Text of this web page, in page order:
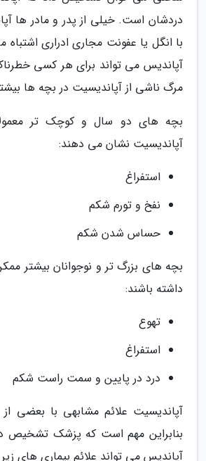
دردشان است. خیلی از پدر و مادر ها
با انگل یا عفونت مجاری ادراری
آپاندیس می تواند برای هر کسی
مرگ ناشی از آپاندیسیت در بچه ها
بچه های دو سال و کوچک تر معمولا
آپاندیسیت نشان می دهند:
استفراغ
نفخ و تورم شکم
حساس شدن شکم
بچه های بزرگ تر و نوجوانان بیشتر
داشته باشند:
تهوع
استفراغ
درد در پایین و سمت راست شکم
آپاندیسیت علائم مشابهی با بعضی از
بنابراین مهم است که پزشک تشخیص
آپاندیس می تواند علائم بیماری های زیر